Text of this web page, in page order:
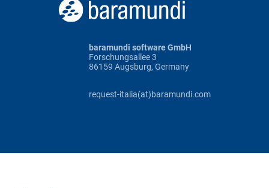
baramundi software GmbH
Forschungsallee 3
86159 Augsburg, Germany
request-italia(at)baramundi.com